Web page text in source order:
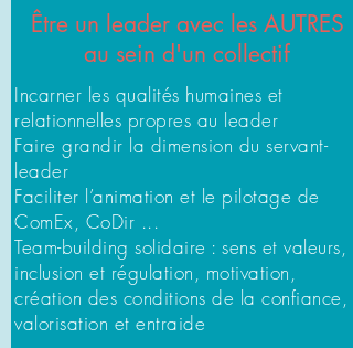
Être un leader avec les AUTRES
au sein d'un collectif
Incarner les qualités humaines et
relationnelles propres au leader
Faire grandir la dimension du servant-
leader
Faciliter l’animation et le pilotage de
ComEx, CoDir ...
Team-building solidaire : sens et valeurs,
inclusion et régulation, motivation,
création des conditions de la confiance,
valorisation et entraide